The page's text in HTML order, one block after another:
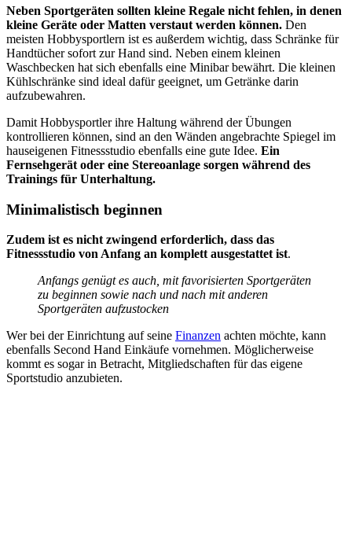
Neben Sportgeräten sollten kleine Regale nicht fehlen, in denen
kleine Geräte oder Matten verstaut werden können. Den
meisten Hobbysportlern ist es außerdem wichtig, dass Schränke für
Handtücher sofort zur Hand sind. Neben einem kleinen
Waschbecken hat sich ebenfalls eine Minibar bewährt. Die kleinen
Kühlschränke sind ideal dafür geeignet, um Getränke darin
aufzubewahren.
Damit Hobbysportler ihre Haltung während der Übungen
kontrollieren können, sind an den Wänden angebrachte Spiegel im
hauseigenen Fitnessstudio ebenfalls eine gute Idee. Ein
Fernsehgerät oder eine Stereoanlage sorgen während des
Trainings für Unterhaltung.
Minimalistisch beginnen
Zudem ist es nicht zwingend erforderlich, dass das
Fitnessstudio von Anfang an komplett ausgestattet ist.
Anfangs genügt es auch, mit favorisierten Sportgeräten
zu beginnen sowie nach und nach mit anderen
Sportgeräten aufzustocken
Wer bei der Einrichtung auf seine Finanzen achten möchte, kann
ebenfalls Second Hand Einkäufe vornehmen. Möglicherweise
kommt es sogar in Betracht, Mitgliedschaften für das eigene
Sportstudio anzubieten.